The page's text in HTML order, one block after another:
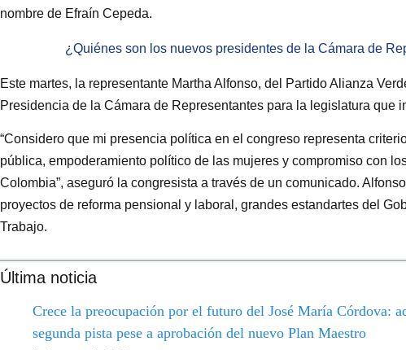
nombre de Efraín Cepeda.
¿Quiénes son los nuevos presidentes de la Cámara de
Este martes, la representante Martha Alfonso, del Partido Alianza
Presidencia de la Cámara de Representantes para la legislatura que
“Considero que mi presencia política en el congreso representa
pública, empoderamiento político de las mujeres y compromiso con
Colombia”, aseguró la congresista a través de un comunicado.
proyectos de reforma pensional y laboral, grandes estandartes del
Trabajo.
Última noticia
Crece la preocupación por el futuro del José María Córdova:
segunda pista pese a aprobación del nuevo Plan Maestro